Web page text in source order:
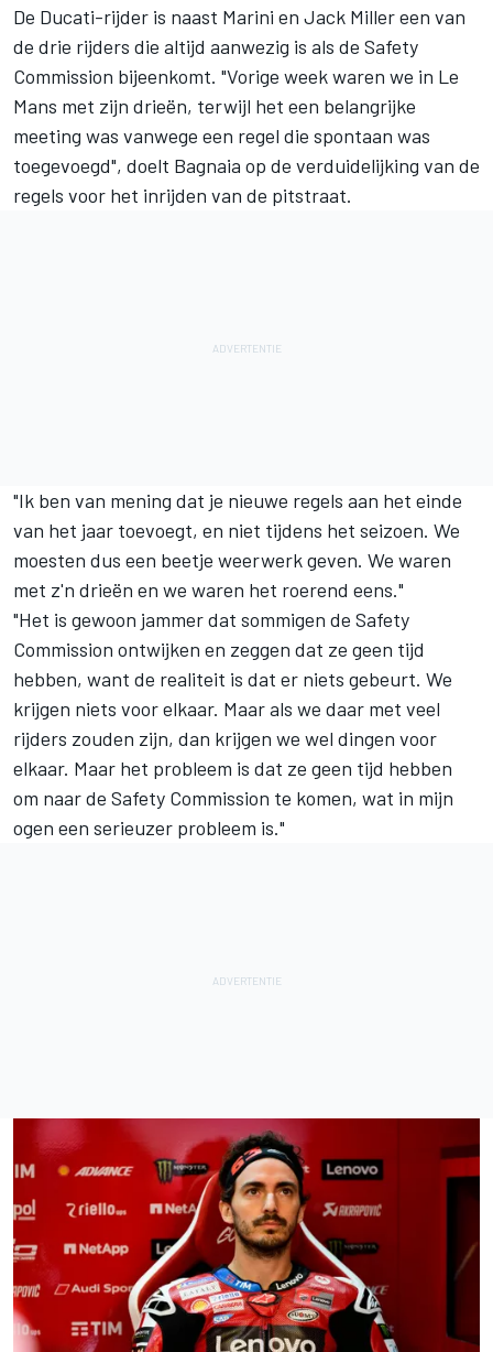
De Ducati-rijder is naast Marini en Jack Millereen van
de drie rijders die altijd aanwezig is als de Safety
Commission bijeenkomt. "Vorige week waren we in Le
Mans met zijn drieën, terwijl het een belangrijke
meeting was vanwege een regel die spontaan was
toegevoegd", doelt Bagnaia op de verduidelijking van de
regels voor het inrijden van de pitstraat.
"Ik ben van mening dat je nieuwe regels aan het einde
van het jaar toevoegt, en niet tijdens het seizoen. We
moesten dus een beetje weerwerk geven. We waren
met z'n drieën en we waren het roerend eens."
"Het is gewoon jammer dat sommigen de Safety
Commission ontwijken en zeggen dat ze geen tijd
hebben, want de realiteit is dat er niets gebeurt. We
krijgen niets voor elkaar. Maar als we daar met veel
rijders zouden zijn, dan krijgen we wel dingen voor
elkaar. Maar het probleem is dat ze geen tijd hebben
om naar de Safety Commission te komen, wat in mijn
ogen een serieuzer probleem is."